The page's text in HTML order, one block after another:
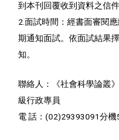
到本刊回覆收到資料之信
2.面試時間：經書面審閱
期通知面試。依面試結果
知。
聯絡人：《社會科學論叢
級行政專員
電 話：(02)29393091分